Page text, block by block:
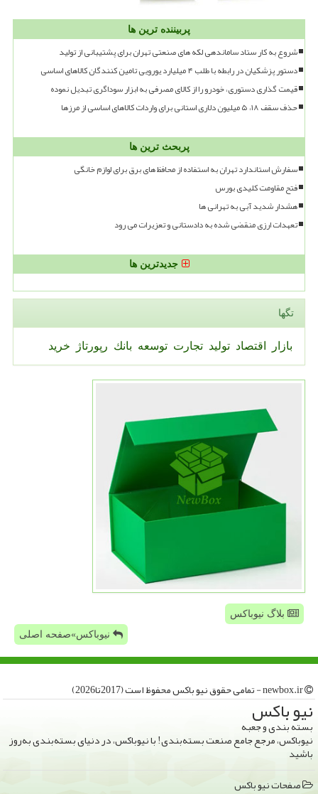
پربیننده ترین ها
شروع به کار ستاد ساماندهی لکه های صنعتی تهران برای پشتیبانی از تولید
دستور پزشکیان در رابطه با طلب ۴ میلیارد یورویی تامین کنندگان کالاهای اساسی
قیمت گذاری دستوری، خودرو را از کالای مصرفی به ابزار سوداگری تبدیل نموده
حذف سقف ۱۸، ۵ میلیون دلاری استانی برای واردات کالاهای اساسی از مرزها
پربحث ترین ها
سفارش استاندارد تهران به استفاده از محافظ های برق برای لوازم خانگی
فتح مقاومت کلیدی بورس
هشدار شدید آبی به تهرانی ها
تعهدات ارزی منقضی شده به دادستانی و تعزیرات می رود
جدیدترین ها
تگها
بازار اقتصاد تولید تجارت توسعه بانك رپورتاژ خرید
بلاگ نیوباکس
نیوباکس»صفحه اصلی
نیو باكس
بسته بندی و جعبه
نیوباکس، مرجع جامع صنعت بسته‌بندی! با نیوباکس، در دنیای بسته‌بندی به‌روز
باشید
صفحات نیو باكس